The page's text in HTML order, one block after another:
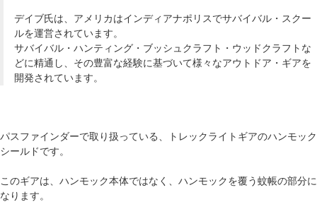
デイブ氏は、アメリカはインディアナポリスでサバイバル・スクー
ルを運営されています。
サバイバル・ハンティング・ブッシュクラフト・ウッドクラフトな
どに精通し、その豊富な経験に基づいて様々なアウトドア・ギアを
開発されています。
パスファインダーで取り扱っている、トレックライトギアのハンモック
シールドです。
このギアは、ハンモック本体ではなく、ハンモックを覆う蚊帳の部分に
なります。